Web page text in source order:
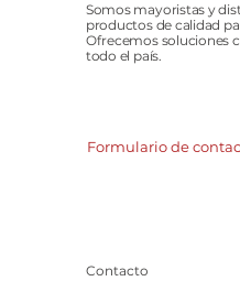
Somos mayoristas y
productos de calidad
Ofrecemos soluciones
todo el país.
Formulario de
Contacto